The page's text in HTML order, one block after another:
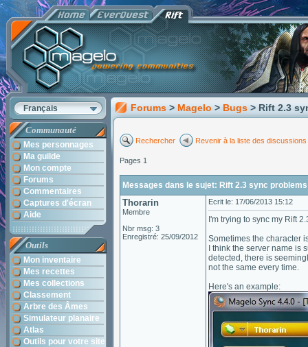
Français
Communauté
Mes personnages
Ma guilde
Mon compte
Forums
Commentaires
Captures d'écran
Aide
Outils
Mon inventaire
Mes recettes
Mes collections
Classement
Arbre des Âmes
Simulateur planaire
Atlas
Outils pour votre site
Forums > Magelo > Bugs > Rift 2.3
Rechercher Revenir à la liste des discussions
Pages 1
Messages dans le sujet: Rift 2.3 sync problems
Thorarin
Membre
Nbr msg: 3
Enregistré: 25/09/2012
Ecrit le: 17/06/2013 15:12
I'm trying to sync my Rift
Sometimes the character
I think the server name
detected, there is
not the same every time.
Here's an example: